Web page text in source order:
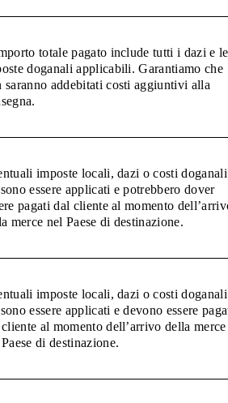
totale pagato include tutti i dazi e le
doganali applicabili. Garantiamo che
saranno addebitati costi aggiuntivi alla
imposte locali, dazi o costi doganali
essere applicati e potrebbero dover
pagati dal cliente al momento
merce nel Paese di destinazione.
imposte locali, dazi o costi doganali
essere applicati e devono essere
al momento dell’arrivo della merce
di destinazione.